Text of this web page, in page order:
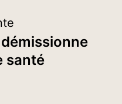
démissionne
santé